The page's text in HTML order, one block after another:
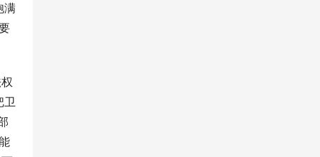
满
卫